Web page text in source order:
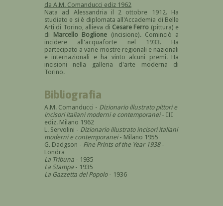
da A.M. Comanducci ediz 1962
Nata ad Alessandria il 2 ottobre 1912. Ha
studiato e si è diplomata all'Accademia di Belle
Arti di Torino, allieva di Cesare Ferro (pittura) e
di Marcello Boglione (incisione). Cominciò a
incidere all'acquaforte nel 1933. Ha
partecipato a varie mostre regionali e nazionali
e internazionali e ha vinto alcuni premi. Ha
incisioni nella galleria d'arte moderna di
Torino.
Bibliografia
A.M. Comanducci - Dizionario illustrato pittori e
incisori italiani moderni e contemporanei- III
ediz. Milano 1962
L. Servolini - Dizionario illustrato incisori italiani
moderni e contemporanei- Milano 1955
G. Dadgson - Fine Prints of the Year 1938-
Londra
La Tribuna - 1935
La Stampa - 1935
La Gazzetta del Popolo- 1936